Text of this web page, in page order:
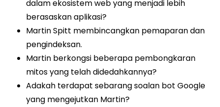
dalam ekosistem web yang menjadi lebih
berasaskan aplikasi?
Martin Spitt membincangkan pemaparan dan
pengindeksan.
Martin berkongsi beberapa pembongkaran
mitos yang telah didedahkannya?
Adakah terdapat sebarang soalan bot Google
yang mengejutkan Martin?